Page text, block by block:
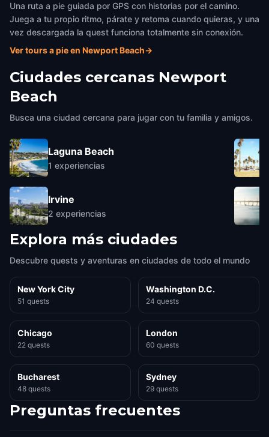
Una ruta a pie guiada por GPS con historias por el camino.
Juega a tu propio ritmo, párate y retoma cuando quieras, y una
vez descargada la quest funciona totalmente sin conexión.
Ver tours a pie en Newport Beach→
Ciudades cercanas Newport
Beach
Busca una ciudad cercana para jugar con tu familia y amigos.
Laguna Beach
1 experiencias
Irvine
2 experiencias
Explora más ciudades
Descubre quests y aventuras en ciudades de todo el mundo
New York City
51 quests
Washington D.C.
24 quests
Chicago
22 quests
London
60 quests
Bucharest
48 quests
Sydney
29 quests
Preguntas frecuentes